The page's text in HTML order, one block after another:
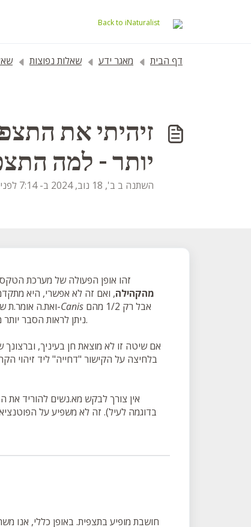
Back to iNaturalist
דף הבית מאגר ידע שאלות נפוצות
זיהיתי את
יותר - למה
השתנה ב ב', 18 נוב, 2024 ב- 7:14 לפני הצהריים
זהו אופן הפעולה של מערכת
מהקהילה, ואם זה לא אפשרי, היא
ואת.ה אומר.ת, שני הזיהויים מסכימים שהוא ב-Canisאבל רק 1/2 מהם
. ניתן לראות הסבר יותר מפורט למטה.
אם שיטה זו לא מוצאת חן בעיניך,
בלחיצה על הקישור "דחייה" ליד זיהוי
אין צורך לבקש מא.נשים להוריד את
בדוגמה לעיל). זה לא משפיע על